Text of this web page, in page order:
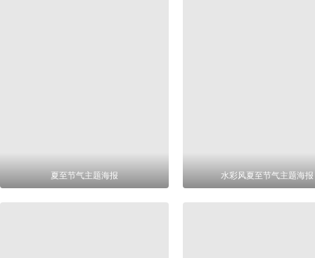
夏至节气主题海报 水彩风夏至节气主题海报